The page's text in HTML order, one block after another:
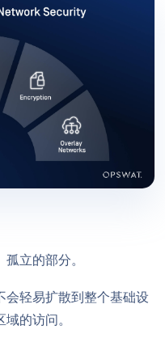
孤立的部分。
会轻易扩散到整个基础设
的访问。